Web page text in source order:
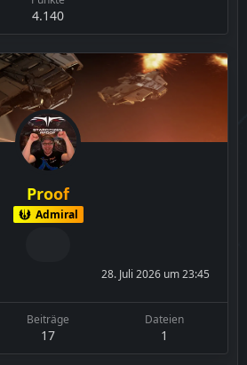
4.140
Proof
Admiral
28. Juli 2026 um 23:45
Beiträge
17
Dateien
1